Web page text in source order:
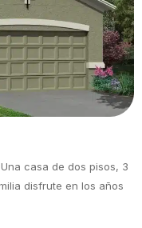
casa de dos pisos, 3
disfrute en los años